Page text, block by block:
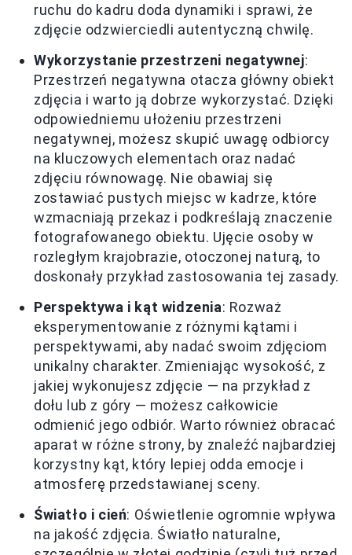
ruchu do kadru doda dynamiki i sprawi, że
zdjęcie odzwierciedli autentyczną chwilę.
Wykorzystanie przestrzeni negatywnej:
Przestrzeń negatywna otacza główny obiekt
zdjęcia i warto ją dobrze wykorzystać. Dzięki
odpowiedniemu ułożeniu przestrzeni
negatywnej, możesz skupić uwagę odbiorcy
na kluczowych elementach oraz nadać
zdjęciu równowagę. Nie obawiaj się
zostawiać pustych miejsc w kadrze, które
wzmacniają przekaz i podkreślają znaczenie
fotografowanego obiektu. Ujęcie osoby w
rozległym krajobrazie, otoczonej naturą, to
doskonały przykład zastosowania tej zasady.
Perspektywa i kąt widzenia: Rozważ
eksperymentowanie z różnymi kątami i
perspektywami, aby nadać swoim zdjęciom
unikalny charakter. Zmieniając wysokość, z
jakiej wykonujesz zdjęcie — na przykład z
dołu lub z góry — możesz całkowicie
odmienić jego odbiór. Warto również obracać
aparat w różne strony, by znaleźć najbardziej
korzystny kąt, który lepiej odda emocje i
atmosferę przedstawianej sceny.
Światło i cień: Oświetlenie ogromnie wpływa
na jakość zdjęcia. Światło naturalne,